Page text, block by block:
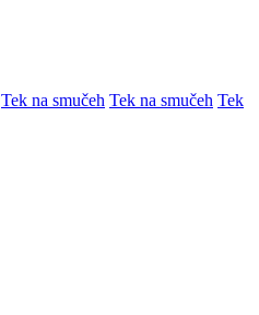
Tek na smučeh Tek na smučeh Tek